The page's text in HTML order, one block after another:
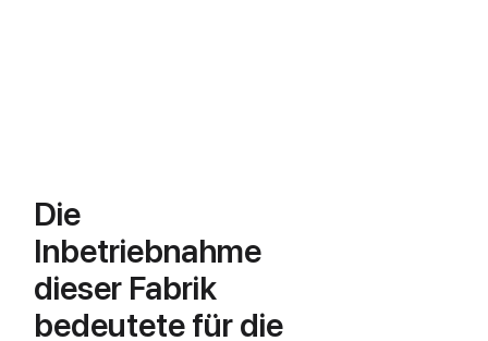
Die
Inbetriebnahme
dieser Fabrik
bedeutete für die